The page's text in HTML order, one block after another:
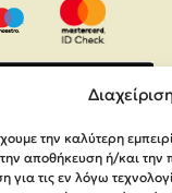
την καλύτερη
αποθήκευση ή/και
για τις εν λόγω